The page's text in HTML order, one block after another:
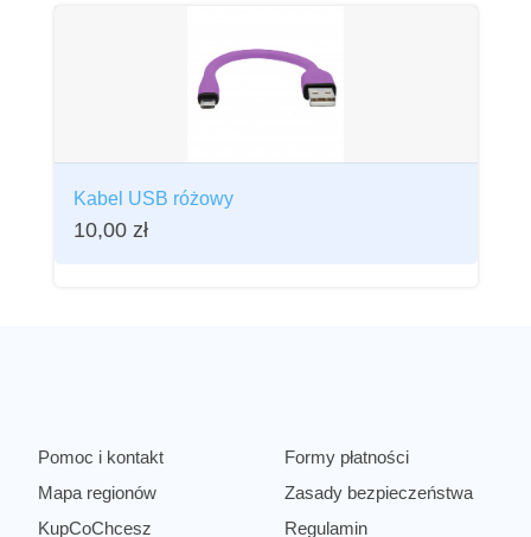
Kabel USB różowy
10,00 zł
Pomoc i kontakt
Mapa regionów
KupCoChcesz
Formy płatności
Zasady bezpieczeństwa
Regulamin